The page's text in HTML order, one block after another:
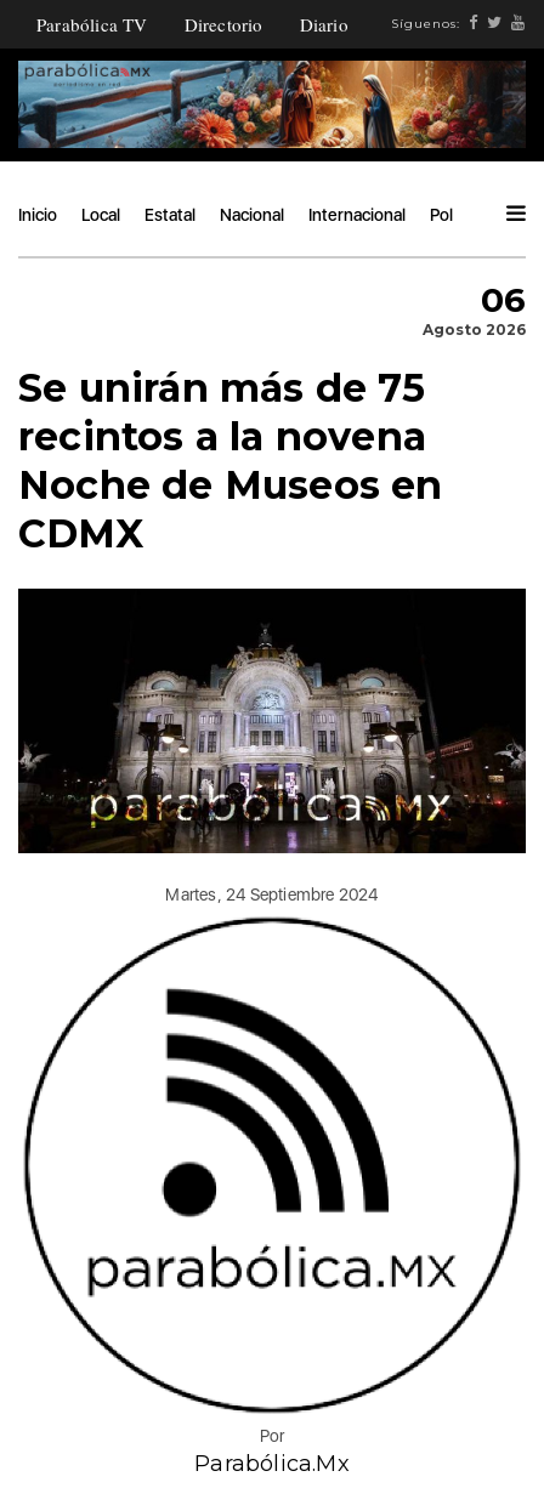
Parabólica TV Directorio Diario Síguenos:
Inicio Local Estatal Nacional Internacional Política
06
Agosto 2026
Se unirán más de 75
recintos a la novena
Noche de Museos en
CDMX
Martes, 24 Septiembre 2024
Por
Parabólica.Mx